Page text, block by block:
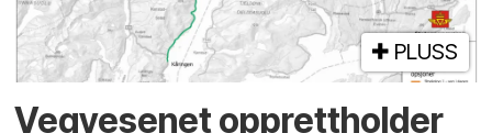
PLUSS
Vegvesenet opprettholder